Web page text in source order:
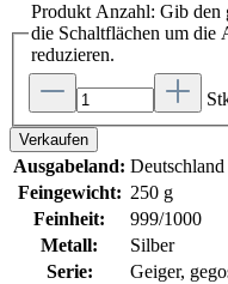
Produkt Anzahl: Gib den
die Schaltflächen um die
reduzieren.
Verkaufen
Ausgabeland: Deutschland
Feingewicht: 250 g
Feinheit:
999/1000
Metall:
Silber
Serie:
Geiger,